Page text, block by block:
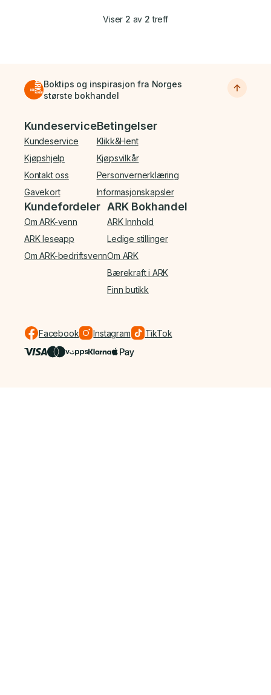
Viser 2 av 2 treff
Boktips og inspirasjon fra Norges
største bokhandel
Bunnmeny
Kundeservice
Kundeservice
Kjøpshjelp
Kontakt oss
Gavekort
Betingelser
Klikk&Hent
Kjøpsvilkår
Personvernerklæring
Informasjonskapsler
Kundefordeler
Om ARK-venn
ARK leseapp
Om ARK-bedriftsvenn
ARK Bokhandel
ARK Innhold
Ledige stillinger
Om ARK
Bærekraft i ARK
Finn butikk
Facebook Instagram TikTok